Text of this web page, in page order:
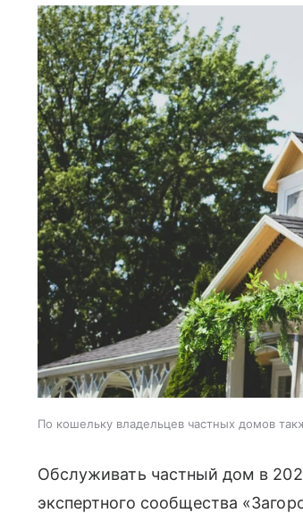
По кошельку владельцев частных домов
Обслуживать частный дом в
экспертного сообщества